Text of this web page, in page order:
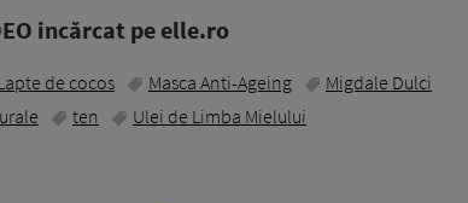
incărcat pe elle.ro
de cocos Masca Anti-Ageing
Migdale Dulci
ten Ulei de Limba Mielului